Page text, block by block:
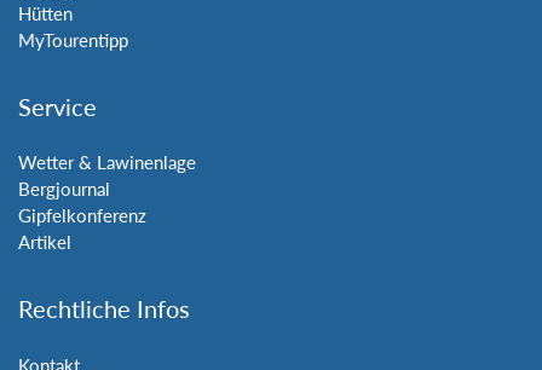
Hütten
MyTourentipp
Service
Wetter & Lawinenlage
Bergjournal
Gipfelkonferenz
Artikel
Rechtliche Infos
Kontakt